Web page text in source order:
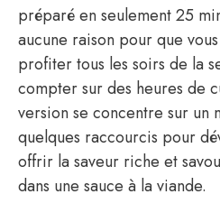
préparé en seulement 25
aucune raison pour que
profiter tous les soirs de la
compter sur des heures de
version se concentre sur
quelques raccourcis pour
offrir la saveur riche et
dans une sauce à la viande.